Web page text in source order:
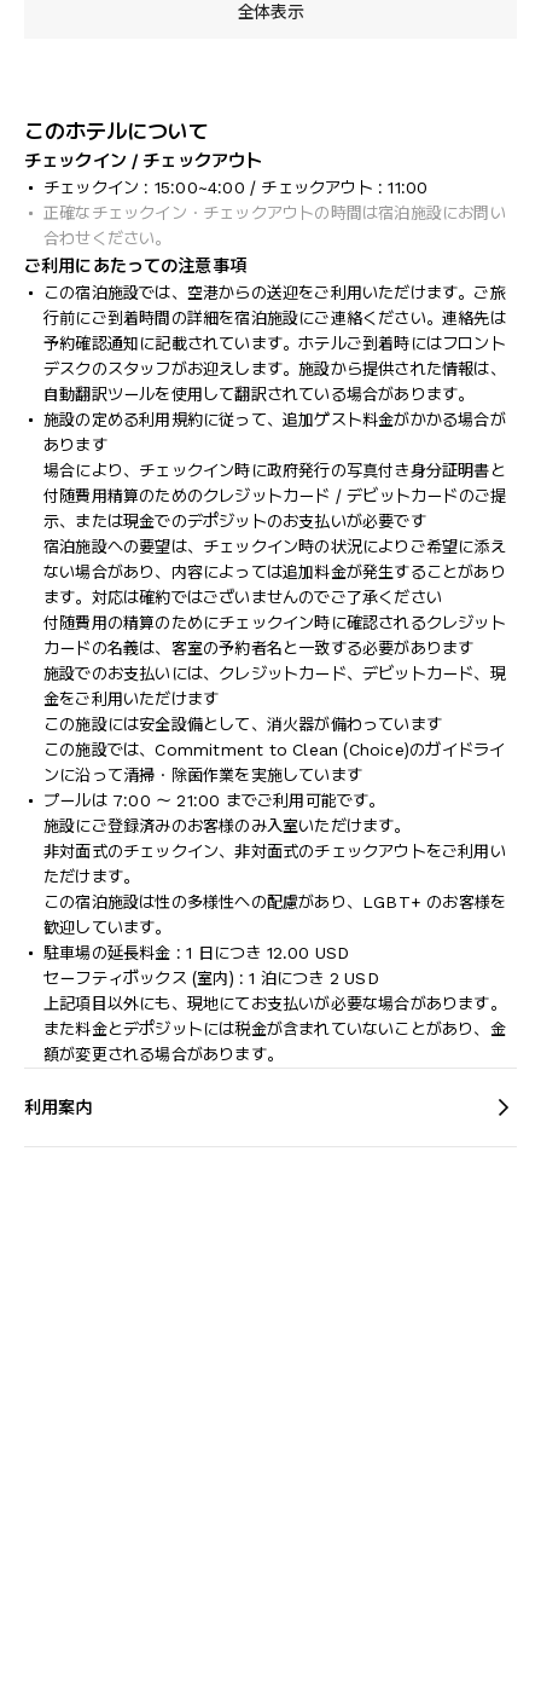
全体表示
このホテルについて
チェックイン / チェックアウト
チェックイン : 15:00~4:00 / チェックアウト : 11:00
正確なチェックイン・チェックアウトの時間は宿泊施設にお問い
合わせください。
ご利用にあたっての注意事項
この宿泊施設では、空港からの送迎をご利用いただけます。ご旅
行前にご到着時間の詳細を宿泊施設にご連絡ください。連絡先は
予約確認通知に記載されています。ホテルご到着時にはフロント
デスクのスタッフがお迎えします。施設から提供された情報は、
自動翻訳ツールを使用して翻訳されている場合があります。
施設の定める利用規約に従って、追加ゲスト料金がかかる場合が
あります
場合により、チェックイン時に政府発行の写真付き身分証明書と
付随費用精算のためのクレジットカード / デビットカードのご提
示、または現金でのデポジットのお支払いが必要です
宿泊施設への要望は、チェックイン時の状況によりご希望に添え
ない場合があり、内容によっては追加料金が発生することがあり
ます。対応は確約ではございませんのでご了承ください
付随費用の精算のためにチェックイン時に確認されるクレジット
カードの名義は、客室の予約者名と一致する必要があります
施設でのお支払いには、クレジットカード、デビットカード、現
金をご利用いただけます
この施設には安全設備として、消火器が備わっています
この施設では、Commitment to Clean (Choice)のガイドライ
ンに沿って清掃・除菌作業を実施しています
プールは 7:00 ～ 21:00 までご利用可能です。
施設にご登録済みのお客様のみ入室いただけます。
非対面式のチェックイン、非対面式のチェックアウトをご利用い
ただけます。
この宿泊施設は性の多様性への配慮があり、LGBT+ のお客様を
歓迎しています。
駐車場の延長料金 : 1 日につき 12.00 USD
セーフティボックス (室内) : 1 泊につき 2 USD
上記項目以外にも、現地にてお支払いが必要な場合があります。
また料金とデポジットには税金が含まれていないことがあり、金
額が変更される場合があります。
利用案内